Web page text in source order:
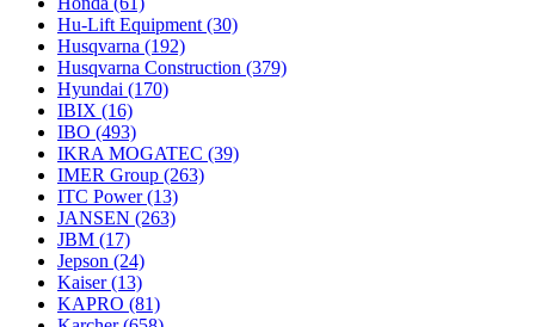
Hu-Lift Equipment (30)
Husqvarna (192)
Husqvarna Construction (379)
Hyundai (170)
IBIX (16)
IBO (493)
IKRA MOGATEC (39)
IMER Group (263)
ITC Power(13)
JANSEN (263)
JBM (17)
Jepson (24)
Kaiser(13)
KAPRO (81)